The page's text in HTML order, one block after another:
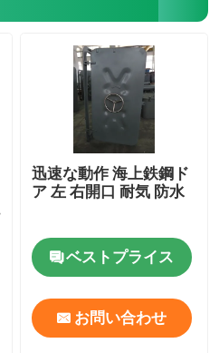
迅速な動作 海上鉄鋼ド
ア 左 右開口 耐気 防水
ベストプライス
お問い合わせ